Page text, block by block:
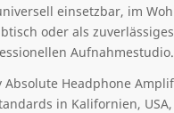
einsetzbar, im
oder als
Aufnahmestudio.
Absolute Headphone
in Kalifornien,